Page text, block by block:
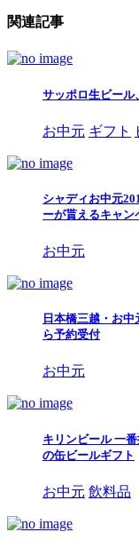
関連記事
サッポロ生ビール
お中元 ギフト
シャディお中元
ーが貰えるキャン
お中元
日本橋三越・お
ら予約受付
お中元
キリンビール 一
の缶ビールギフト
お中元 飲料品